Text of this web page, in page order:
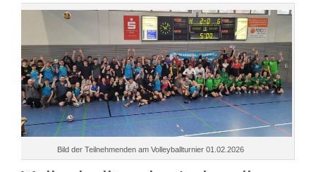
Bild der Teilnehmenden am Volleyballturnier 01.02.2026